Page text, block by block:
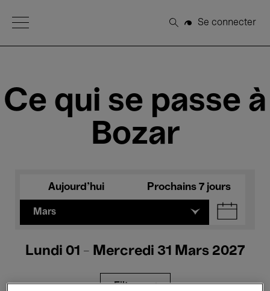
Open Menu
Rechercher
Se connecter
Ce qui se passe à
Bozar
Aujourd'hui Prochains 7 jours
Mars
Lundi 01 - Mercredi 31 Mars 2027
Filtres